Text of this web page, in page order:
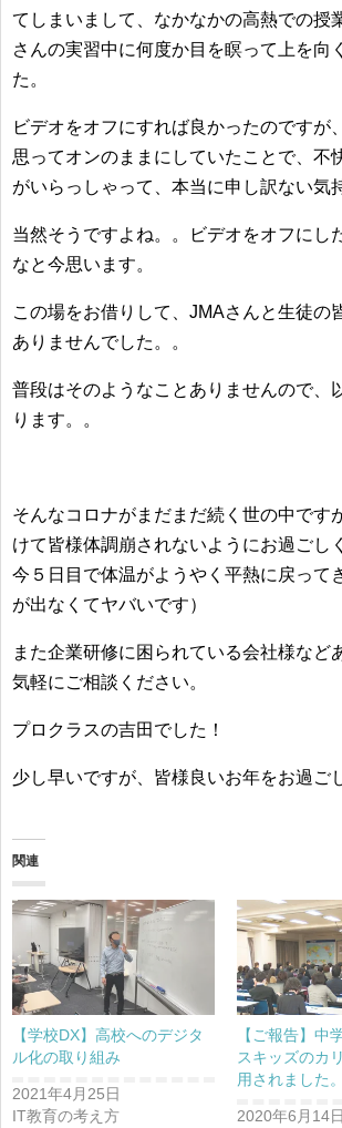
てしまいまして、なかなかの高熱での授
さんの実習中に何度か目を瞑って上を向
た。
ビデオをオフにすれば良かったのですが
思ってオンのままにしていたことで、不
がいらっしゃって、本当に申し訳ない気
当然そうですよね。。ビデオをオフにし
なと今思います。
この場をお借りして、JMAさんと生徒の
ありませんでした。。
普段はそのようなことありませんので、
ります。。
そんなコロナがまだまだ続く世の中です
けて皆様体調崩されないようにお過ごし
今５日目で体温がようやく平熱に戻って
が出なくてヤバいです）
また企業研修に困られている会社様など
気軽にご相談ください。
プロクラスの吉田でした！
少し早いですが、皆様良いお年をお過ご
関連
【学校DX】高校へのデジタ
ル化の取り組み
2021年4月25日
IT教育の考え方
【ご報告】中
スキッズのカ
用されました。
2020年6月14日